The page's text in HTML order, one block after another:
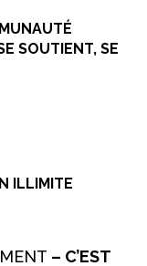
SOUTIENT, SE
ILLIMITE
– C’EST